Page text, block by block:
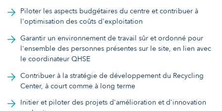
Piloter les aspects budgétaires du centre et contribuer à
l'optimisation des coûts d'exploitation
Garantir un environnement de travail sûr et ordonné pour
l'ensemble des personnes présentes sur le site, en lien avec
le coordinateur QHSE
Contribuer à la stratégie de développement du Recycling
Center, à court comme à long terme
Initier et piloter des projets d'amélioration et d'innovation